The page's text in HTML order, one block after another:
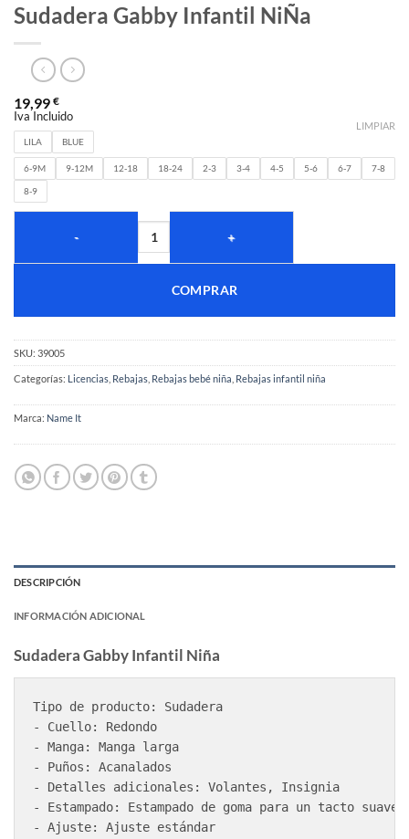
Sudadera Gabby Infantil NiÑa
19,99 €
Iva Incluido
LILA BLUE
6-9M 9-12M 12-18 18-24 2-3 3-4 4-5 5-6 6-7 7-8
8-9
LIMPIAR
COMPRAR
SKU: 39005
Categorías: Licencias Rebajas Rebajas bebé niña Rebajas infantil niña
Marca: Name It
DESCRIPCIÓN
INFORMACIÓN ADICIONAL
Sudadera Gabby Infantil Niña
Tipo de producto: Sudadera
- Cuello: Redondo
- Manga: Manga larga
- Puños: Acanalados
- Detalles adicionales: Volantes, Insignia
- Estampado: Estampado de goma para un tacto suave
- Ajuste: Ajuste estándar